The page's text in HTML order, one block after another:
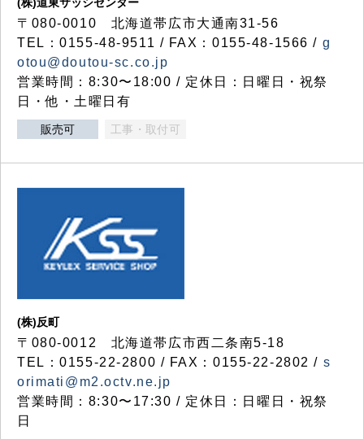
〒080-0010 北海道帯広市大通南31-56
TEL：0155-48-9511 / FAX：0155-48-1566 / g
otou@doutou-sc.co.jp
営業時間：8:30〜18:00 / 定休日：日曜日・祝祭
日・他・土曜日有
販売可 工事・取付可
(株)反町
〒080-0012 北海道帯広市西二条南5-18
TEL：0155-22-2800 / FAX：0155-22-2802 / s
orimati@m2.octv.ne.jp
営業時間：8:30〜17:30 / 定休日：日曜日・祝祭
日